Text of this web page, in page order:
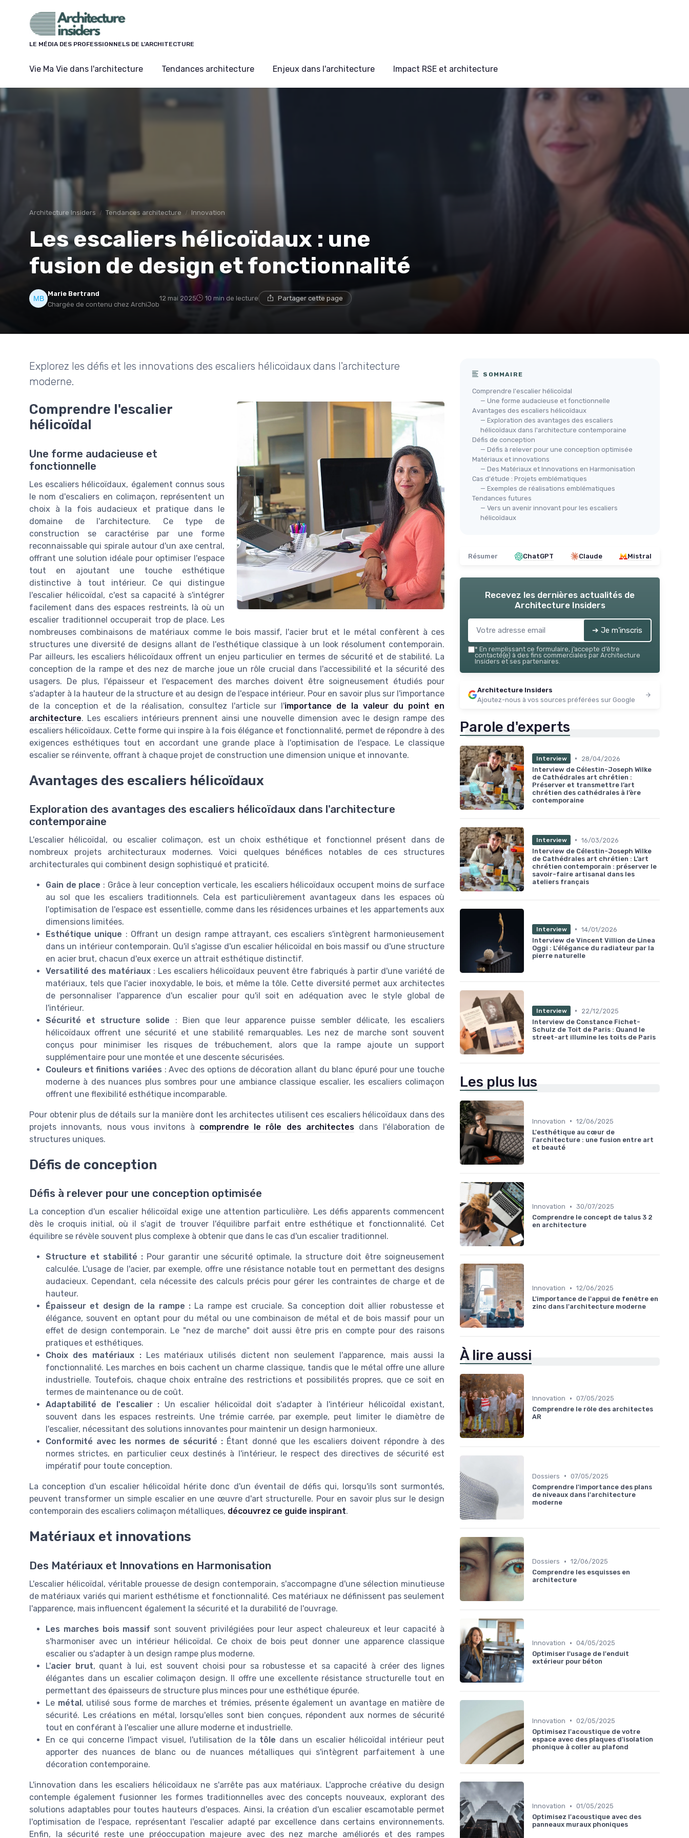
LE MÉDIA DES PROFESSIONNELS DE L'ARCHITECTURE
Vie Ma Vie dans l'architecture Tendances architecture Enjeux dans l'architecture Impact RSE et architecture
Architecture Insiders Tendances architecture Innovation
Les escaliers hélicoïdaux : une
fusion de design et fonctionnalité
Marie Bertrand
Chargée de contenu chez ArchiJob
12 mai 2025 10 min de lecture Partager cette page
Explorez les défis et les innovations des escaliers hélicoïdaux dans l'architecture
moderne.
Comprendre l'escalier
hélicoïdal
Une forme audacieuse et
fonctionnelle
Les escaliers hélicoïdaux, également connus sous
le nom d'escaliers en colimaçon, représentent un
choix à la fois audacieux et pratique dans le
domaine de l'architecture. Ce type de
construction se caractérise par une forme
reconnaissable qui spirale autour d'un axe central,
offrant une solution idéale pour optimiser l'espace
tout en ajoutant une touche esthétique
distinctive à tout intérieur. Ce qui distingue
l'escalier hélicoïdal, c'est sa capacité à s'intégrer
facilement dans des espaces restreints, là où un
escalier traditionnel occuperait trop de place. Les
nombreuses combinaisons de matériaux comme le bois massif, l'acier brut et le métal confèrent à ces
structures une diversité de designs allant de l'esthétique classique à un look résolument contemporain.
Par ailleurs, les escaliers hélicoïdaux offrent un enjeu particulier en termes de sécurité et de stabilité. La
conception de la rampe et des nez de marche joue un rôle crucial dans l'accessibilité et la sécurité des
usagers. De plus, l'épaisseur et l'espacement des marches doivent être soigneusement étudiés pour
s'adapter à la hauteur de la structure et au design de l'espace intérieur. Pour en savoir plus sur l'importance
de la conception et de la réalisation, consultez l'article sur l'importance de la valeur du point en
architecture. Les escaliers intérieurs prennent ainsi une nouvelle dimension avec le design rampe des
escaliers hélicoïdaux. Cette forme qui inspire à la fois élégance et fonctionnalité, permet de répondre à des
exigences esthétiques tout en accordant une grande place à l'optimisation de l'espace. Le classique
escalier se réinvente, offrant à chaque projet de construction une dimension unique et innovante.
Avantages des escaliers hélicoïdaux
Exploration des avantages des escaliers hélicoïdaux dans l'architecture
contemporaine
L'escalier hélicoïdal, ou escalier colimaçon, est un choix esthétique et fonctionnel présent dans de
nombreux projets architecturaux modernes. Voici quelques bénéfices notables de ces structures
architecturales qui combinent design sophistiqué et praticité.
Gain de place : Grâce à leur conception verticale, les escaliers hélicoïdaux occupent moins de surface
au sol que les escaliers traditionnels. Cela est particulièrement avantageux dans les espaces où
l'optimisation de l'espace est essentielle, comme dans les résidences urbaines et les appartements aux
dimensions limitées.
Esthétique unique : Offrant un design rampe attrayant, ces escaliers s'intègrent harmonieusement
dans un intérieur contemporain. Qu'il s'agisse d'un escalier hélicoïdal en bois massif ou d'une structure
en acier brut, chacun d'eux exerce un attrait esthétique distinctif.
Versatilité des matériaux: Les escaliers hélicoïdaux peuvent être fabriqués à partir d'une variété de
matériaux, tels que l'acier inoxydable, le bois, et même la tôle. Cette diversité permet aux architectes
de personnaliser l'apparence d'un escalier pour qu'il soit en adéquation avec le style global de
l'intérieur.
Sécurité et structure solide : Bien que leur apparence puisse sembler délicate, les escaliers
hélicoïdaux offrent une sécurité et une stabilité remarquables. Les nez de marche sont souvent
conçus pour minimiser les risques de trébuchement, alors que la rampe ajoute un support
supplémentaire pour une montée et une descente sécurisées.
Couleurs et finitions variées : Avec des options de décoration allant du blanc épuré pour une touche
moderne à des nuances plus sombres pour une ambiance classique escalier, les escaliers colimaçon
offrent une flexibilité esthétique incomparable.
Pour obtenir plus de détails sur la manière dont les architectes utilisent ces escaliers hélicoïdaux dans des
projets innovants, nous vous invitons à comprendre le rôle des architectes dans l'élaboration de
structures uniques.
Défis de conception
Défis à relever pour une conception optimisée
La conception d'un escalier hélicoïdal exige une attention particulière. Les défis apparents commencent
dès le croquis initial, où il s'agit de trouver l'équilibre parfait entre esthétique et fonctionnalité. Cet
équilibre se révèle souvent plus complexe à obtenir que dans le cas d'un escalier traditionnel.
Structure et stabilité :Pour garantir une sécurité optimale, la structure doit être soigneusement
calculée. L'usage de l'acier, par exemple, offre une résistance notable tout en permettant des designs
audacieux. Cependant, cela nécessite des calculs précis pour gérer les contraintes de charge et de
hauteur.
Épaisseur et design de la rampe :La rampe est cruciale. Sa conception doit allier robustesse et
élégance, souvent en optant pour du métal ou une combinaison de métal et de bois massif pour un
effet de design contemporain. Le "nez de marche" doit aussi être pris en compte pour des raisons
pratiques et esthétiques.
Choix des matériaux :Les matériaux utilisés dictent non seulement l'apparence, mais aussi la
fonctionnalité. Les marches en bois cachent un charme classique, tandis que le métal offre une allure
industrielle. Toutefois, chaque choix entraîne des restrictions et possibilités propres, que ce soit en
termes de maintenance ou de coût.
Adaptabilité de l'escalier : Un escalier hélicoïdal doit s'adapter à l'intérieur hélicoïdal existant,
souvent dans les espaces restreints. Une trémie carrée, par exemple, peut limiter le diamètre de
l'escalier, nécessitant des solutions innovantes pour maintenir un design harmonieux.
Conformité avec les normes de sécurité : Étant donné que les escaliers doivent répondre à des
normes strictes, en particulier ceux destinés à l'intérieur, le respect des directives de sécurité est
impératif pour toute conception.
La conception d'un escalier hélicoïdal hérite donc d'un éventail de défis qui, lorsqu'ils sont surmontés,
peuvent transformer un simple escalier en une œuvre d'art structurelle. Pour en savoir plus sur le design
contemporain des escaliers colimaçon métalliques, découvrez ce guide inspirant.
Matériaux et innovations
Des Matériaux et Innovations en Harmonisation
L'escalier hélicoïdal, véritable prouesse de design contemporain, s'accompagne d'une sélection minutieuse
de matériaux variés qui marient esthétisme et fonctionnalité. Ces matériaux ne définissent pas seulement
l'apparence, mais influencent également la sécurité et la durabilité de l'ouvrage.
Les marches bois massif sont souvent privilégiées pour leur aspect chaleureux et leur capacité à
s'harmoniser avec un intérieur hélicoïdal. Ce choix de bois peut donner une apparence classique
escalier ou s'adapter à un design rampe plus moderne.
L'acier brut, quant à lui, est souvent choisi pour sa robustesse et sa capacité à créer des lignes
élégantes dans un escalier colimaçon design. Il offre une excellente résistance structurelle tout en
permettant des épaisseurs de structure plus minces pour une esthétique épurée.
Le métal, utilisé sous forme de marches et trémies, présente également un avantage en matière de
sécurité. Les créations en métal, lorsqu'elles sont bien conçues, répondent aux normes de sécurité
tout en conférant à l'escalier une allure moderne et industrielle.
En ce qui concerne l'impact visuel, l'utilisation de la tôle dans un escalier hélicoïdal intérieur peut
apporter des nuances de blanc ou de nuances métalliques qui s'intègrent parfaitement à une
décoration contemporaine.
L'innovation dans les escaliers hélicoïdaux ne s'arrête pas aux matériaux. L'approche créative du design
contemple également fusionner les formes traditionnelles avec des concepts nouveaux, explorant des
solutions adaptables pour toutes hauteurs d'espaces. Ainsi, la création d'un escalier escamotable permet
l'optimisation de l'espace, représentant l'escalier adapté par excellence dans certains environnements.
Enfin, la sécurité reste une préoccupation majeure avec des nez marche améliorés et des rampes
SOMMAIRE
Comprendre l'escalier hélicoïdal
— Une forme audacieuse et fonctionnelle
Avantages des escaliers hélicoïdaux
— Exploration des avantages des escaliers
hélicoïdaux dans l'architecture contemporaine
Défis de conception
— Défis à relever pour une conception optimisée
Matériaux et innovations
— Des Matériaux et Innovations en Harmonisation
Cas d'étude : Projets emblématiques
— Exemples de réalisations emblématiques
Tendances futures
— Vers un avenir innovant pour les escaliers
hélicoïdaux
Résumer ChatGPT Claude Mistral
Recevez les dernières actualités de
Architecture Insiders
➔ Je m'inscris
* En remplissant ce formulaire, j’accepte d’être
contacté(e) à des fins commerciales par Architecture
Insiders et ses partenaires.
Architecture Insiders
Ajoutez-nous à vos sources préférées sur Google
Parole d'experts
Interview •
28/04/2026
Interview de Célestin-Joseph Wilke
de Cathédrales art chrétien :
Préserver et transmettre l’art
chrétien des cathédrales à l’ère
contemporaine
Interview • 16/03/2026
Interview de Célestin-Joseph Wilke
de Cathédrales art chrétien : L’art
chrétien contemporain : préserver le
savoir-faire artisanal dans les
ateliers français
Interview • 14/01/2026
Interview de Vincent Villion de Linea
Oggi : L'élégance du radiateur par la
pierre naturelle
Interview •
22/12/2025
Interview de Constance Fichet-
Schulz de Toit de Paris : Quand le
street-art illumine les toits de Paris
Les plus lus
Innovation • 12/06/2025
L'esthétique au cœur de
l'architecture : une fusion entre art
et beauté
Innovation • 30/07/2025
Comprendre le concept de talus 3 2
en architecture
Innovation • 12/06/2025
L'importance de l'appui de fenêtre en
zinc dans l'architecture moderne
À lire aussi
Innovation • 07/05/2025
Comprendre le rôle des architectes
AR
Dossiers • 07/05/2025
Comprendre l'importance des plans
de niveaux dans l'architecture
moderne
Dossiers • 12/06/2025
Comprendre les esquisses en
architecture
Innovation • 04/05/2025
Optimiser l'usage de l'enduit
extérieur pour béton
Innovation • 02/05/2025
Optimisez l'acoustique de votre
espace avec des plaques d'isolation
phonique à coller au plafond
Innovation • 01/05/2025
Optimisez l'acoustique avec des
panneaux muraux phoniques